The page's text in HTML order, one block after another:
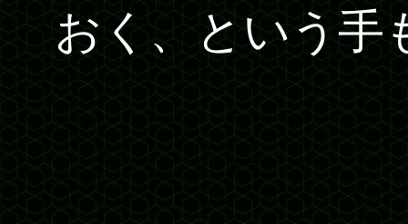
おく、という手